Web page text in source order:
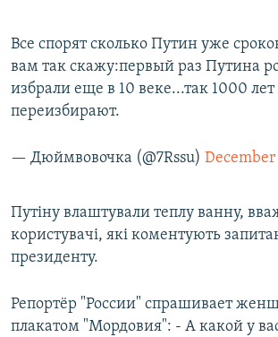
Все спорят сколько Путин уже
вам так скажу:первый раз Путина
избрали еще в 10 веке...так 1000
переизбирают.
— Дюймвовочка (@7Rssu) December
Путіну влаштували теплу ванну,
користувачі, які коментують
президенту.
Репортёр "России" спрашивает
плакатом "Мордовия": - А какой у